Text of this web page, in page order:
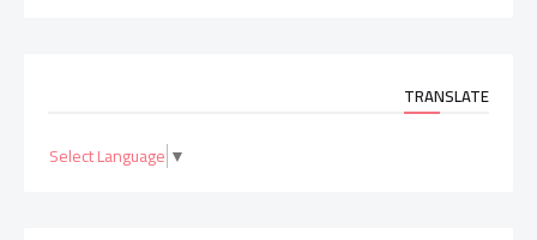
TRANSLATE
Select Language ▼